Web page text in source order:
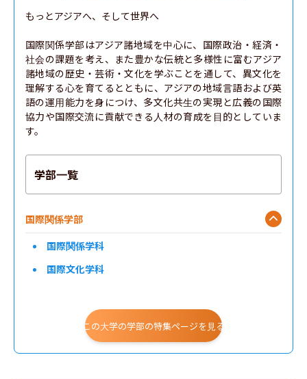
もっとアジアへ、そして世界へ
国際関係学部はアジア諸地域を中心に、国際政治・経済・
社会の課題を考え、また豊かな伝統と多様性に富むアジア
諸地域の歴史・芸術・文化を学ぶことを通して、異文化を
理解する心を育てるとともに、アジアの地域言語および英
語の運用能力を身につけ、多文化共生の実現と広義の国際
協力や国際交流に貢献できる人材の育成を目的としていま
す。
学部一覧
国際関係学部
国際関係学科
国際文化学科
この大学の学部の特集ページを見る